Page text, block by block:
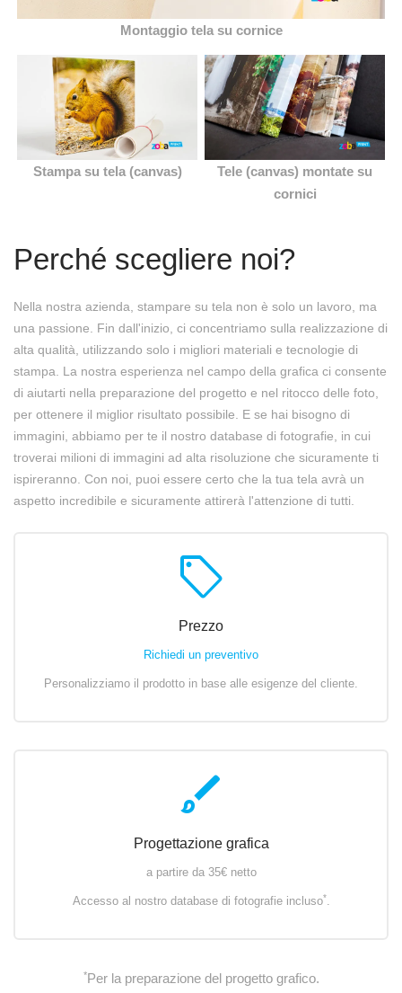
Montaggio tela su cornice
Stampa su tela (canvas)
Tele (canvas) montate su
cornici
Perché scegliere noi?
Nella nostra azienda, stampare su tela non è solo un lavoro, ma
una passione. Fin dall'inizio, ci concentriamo sulla realizzazione di
alta qualità, utilizzando solo i migliori materiali e tecnologie di
stampa. La nostra esperienza nel campo della grafica ci consente
di aiutarti nella preparazione del progetto e nel ritocco delle foto,
per ottenere il miglior risultato possibile. E se hai bisogno di
immagini, abbiamo per te il nostro database di fotografie, in cui
troverai milioni di immagini ad alta risoluzione che sicuramente ti
ispireranno. Con noi, puoi essere certo che la tua tela avrà un
aspetto incredibile e sicuramente attirerà l'attenzione di tutti.
sell
Prezzo
Richiedi un preventivo
Personalizziamo il prodotto in base alle esigenze del cliente.
brush
Progettazione grafica
a partire da 35€ netto
Accesso al nostro database di fotografie incluso*.
*Per la preparazione del progetto grafico.